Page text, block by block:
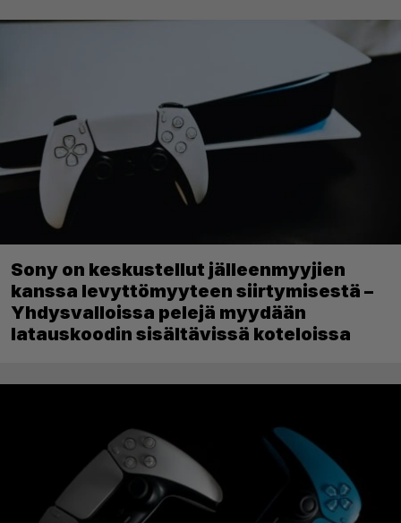
Sony on keskustellut jälleenmyyjien
kanssa levyttömyyteen siirtymisestä –
Yhdysvalloissa pelejä myydään
latauskoodin sisältävissä koteloissa